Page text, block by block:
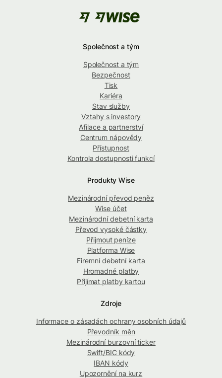
Společnost a tým
Společnost a tým
Bezpečnost
Tisk
Kariéra
Stav služby
Vztahy s investory
Afilace a partnerství
Centrum nápovědy
Přístupnost
Kontrola dostupnosti funkcí
Produkty Wise
Mezinárodní převod peněz
Wise účet
Mezinárodní debetní karta
Převod vysoké částky
Přijmout peníze
Platforma Wise
Firemní debetní karta
Hromadné platby
Přijímat platby kartou
Zdroje
Informace o zásadách ochrany osobních údajů
Převodník měn
Mezinárodní burzovní ticker
Swift/BIC kódy
IBAN kódy
Upozornění na kurz